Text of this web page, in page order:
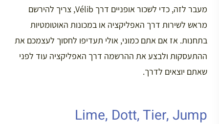
מעבר לזה, כדי לשכור אופניים דרך Vélib, צריך להירשם
מראש לשירות דרך האפליקציה או במכונות האוטומטיות
בתחנות. אז אם אתם כמוני, אולי תעדיפו לחסוך לעצמכם את
ההתעסקות ולבצע את ההרשמה דרך האפליקציה עוד לפני
שאתם יוצאים לדרך.
Lime, Dott, Tier, Jump